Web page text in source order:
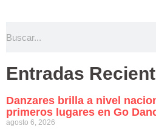
Entradas
Danzares brilla a nivel
primeros lugares en Go
agosto 6, 2026